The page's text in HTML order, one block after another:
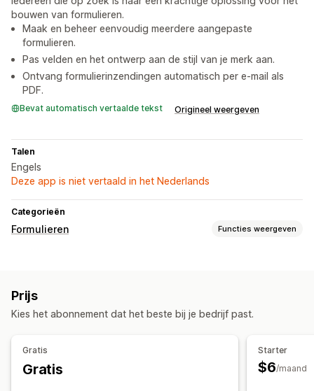
bouwen van formulieren.
Maak en beheer eenvoudig meerdere aangepaste
formulieren.
Pas velden en het ontwerp aan de stijl van je merk aan.
Ontvang formulierinzendingen automatisch per e-mail als
PDF.
Bevat automatisch vertaalde tekst Origineel weergeven
Talen
Engels
Deze app is niet vertaald in het Nederlands
Categorieën
Formulieren Functies weergeven
Aanpassing
Gegevensbeheer
Prijs
Kies het abonnement dat het beste bij je bedrijf past.
Gratis
Gratis
Starter
$6/maand